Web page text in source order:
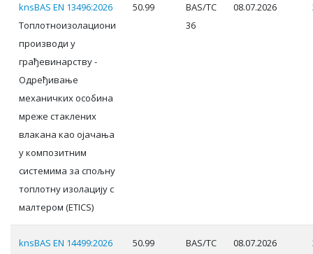
knsBAS EN 13496:2026
Топлотноизолациони
производи у
грађевинарству -
Одређивање
механичких особина
мреже стаклених
влакана као ојачања
у композитним
системима за спољну
топлотну изолацију с
малтером (ETICS)
50.99
BAS/TC
36
08.07.2026
knsBAS EN 14499:2026
50.99
BAS/TC
08.07.2026